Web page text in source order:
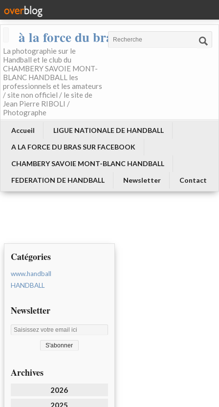
à la force du bras
La photographie sur le
Handball et le club du
CHAMBERY SAVOIE MONT-
BLANC HANDBALL les
professionnels et les amateurs
/ site non officiel / le site de
Jean Pierre RIBOLI /
Photographe
Accueil
LIGUE NATIONALE DE HANDBALL
A LA FORCE DU BRAS SUR FACEBOOK
CHAMBERY SAVOIE MONT-BLANC HANDBALL
FEDERATION DE HANDBALL
Newsletter Contact
Catégories
www.handball
HANDBALL
Newsletter
Archives
2026
2025